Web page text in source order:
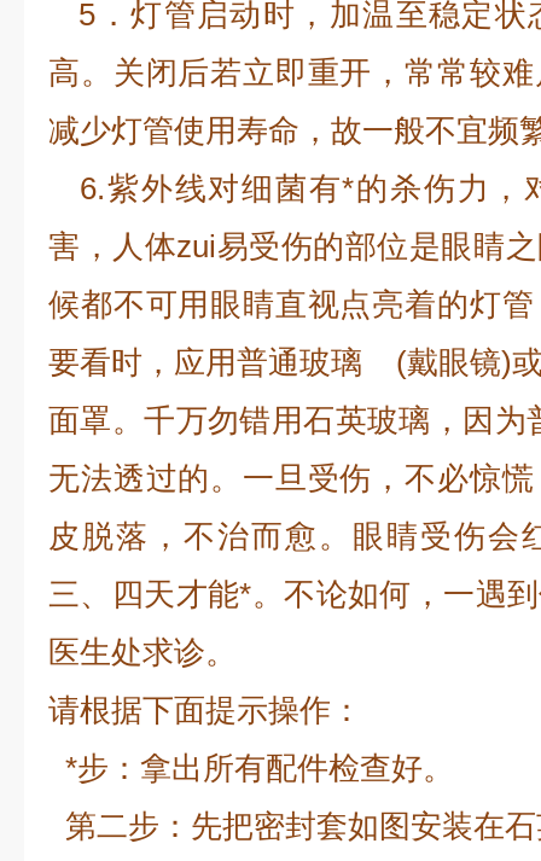
5．灯管启动时，加温至稳定状
高。关闭后若立即重开，常常较
减少灯管使用寿命，故一般不宜频
6.紫外线对细菌有*的杀伤力，
害，人体zui易受伤的部位是眼睛
候都不可用眼睛直视点亮着的灯
要看时，应用普通玻璃 (戴眼镜)
面罩。千万勿错用石英玻璃，因为
无法透过的。一旦受伤，不必惊
皮脱落，不治而愈。眼睛受伤会
三、四天才能*。不论如何，一遇
医生处求诊。
请根据下面提示操作：
*步：拿出所有配件检查好。
第二步：先把密封套如图安装在